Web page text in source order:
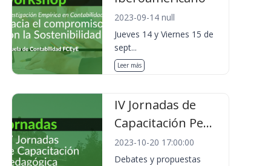
2023-09-14 null
Jueves 14 y Viernes 15 de
sept...
Leer más
IV Jornadas de
Capacitación Pe...
2023-10-20 17:00:00
Debates y propuestas